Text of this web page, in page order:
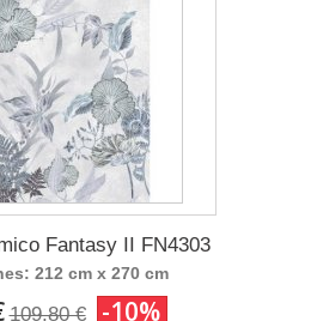
Fantasy II FN4303
212 cm x 270 cm
109,80 € -10%